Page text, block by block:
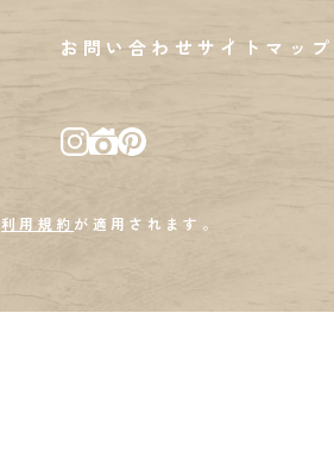
お問い合わせサイトマップ
利用規約 が適用されます。